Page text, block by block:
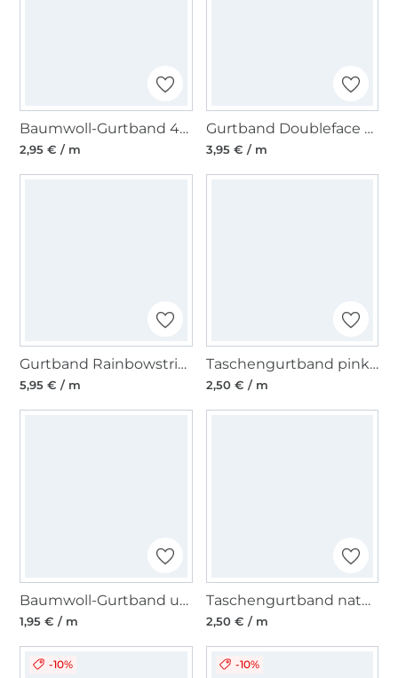
Baumwoll-Gurtband 40 mm, rot
2,95 € / m
Gurtband Doubleface Stripes 40mm, rosa
3,95 € / m
Gurtband Rainbowstripes 38mm, multicolor
5,95 € / m
Taschengurtband pink 30 mm
2,50 € / m
Baumwoll-Gurtband uni rostorange 38 mm
1,95 € / m
Taschengurtband natur 30 mm
2,50 € / m
-10% -10%